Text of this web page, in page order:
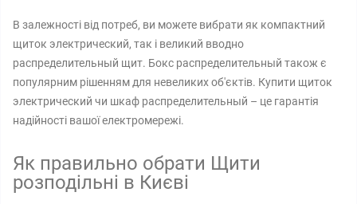
В залежності від потреб, ви можете вибрати як компактний
щиток электрический, так і великий вводно
распределительный щит. Бокс распределительный також є
популярним рішенням для невеликих об'єктів. Купити щиток
электрический чи шкаф распределительный – це гарантія
надійності вашої електромережі.
Як правильно обрати Щити
розподільні в Києві